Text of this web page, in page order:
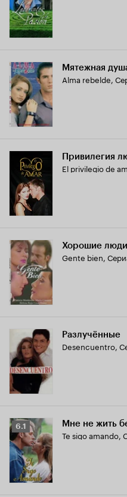
Мятежная
Alma rebelde,
Привилегия
El privilegio de
Хорошие люди
Gente bien,
Разлучённые
Desencuentro,
Рейтинг
Кинопоиска
6.1
6.1 Мне не жить
Te sigo amando,